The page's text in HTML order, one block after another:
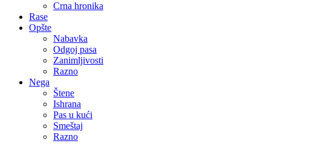
Crna hronika
Rase
Opšte
Nabavka
Odgoj pasa
Zanimljivosti
Razno
Nega
Štene
Ishrana
Pas u kući
Smeštaj
Razno